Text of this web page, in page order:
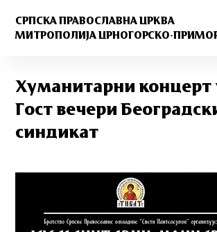
СРПСКА ПРАВОСЛАВНА ЦРКВА
МИТРОПОЛИЈА ЦРНОГОРСКО-
Хуманитарни концерт
Гост вечери
синдикат